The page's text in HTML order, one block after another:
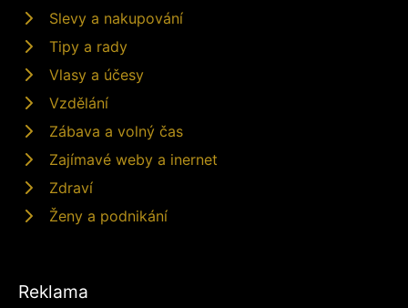
Slevy a nakupování
Tipy a rady
Vlasy a účesy
Vzdělání
Zábava a volný čas
Zajímavé weby a inernet
Zdraví
Ženy a podnikání
Reklama